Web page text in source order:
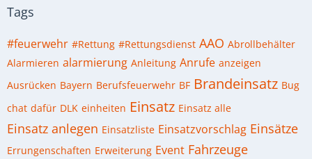
Tags
#feuerwehr #Rettung #Rettungsdienst AAO Abrollbehälter
Alarmieren alarmierung Anleitung Anrufe anzeigen
Ausrücken Bayern Berufsfeuerwehr BF Brandeinsatz Bug
chat dafür DLK einheiten Einsatz Einsatz alle
Einsatz anlegen Einsatzliste Einsatzvorschlag Einsätze
Errungenschaften Erweiterung Event Fahrzeuge